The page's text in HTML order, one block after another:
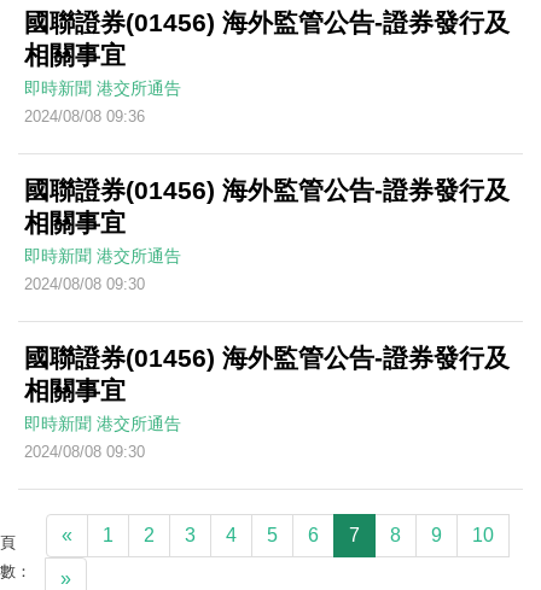
國聯證券(01456) 海外監管公告-證券發行及
相關事宜
即時新聞 港交所通告
2024/08/08 09:36
國聯證券(01456) 海外監管公告-證券發行及
相關事宜
即時新聞 港交所通告
2024/08/08 09:30
國聯證券(01456) 海外監管公告-證券發行及
相關事宜
即時新聞 港交所通告
2024/08/08 09:30
頁
數：
« 1 2 3 4 5 6 7 8 9 10
»